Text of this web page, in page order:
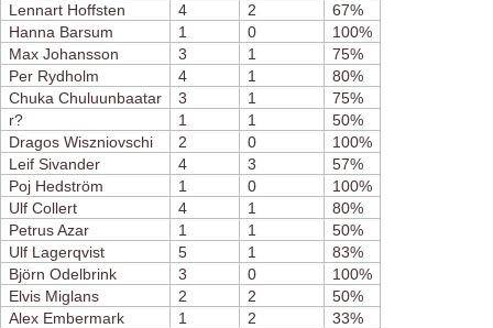
Lennart Hoffsten
4 2
67%
Hanna Barsum
1 0
100%
Max Johansson
3 1
75%
Per Rydholm
4 1
80%
Chuka Chuluunbaatar
3 1
75%
r?
1 1
50%
Dragos Wiszniovschi
2 0
100%
Leif Sivander
4 3
57%
Poj Hedström
1 0
100%
Ulf Collert
4 1
80%
Petrus Azar
1 1
50%
Ulf Lagerqvist
5 1
83%
Björn Odelbrink
3 0
100%
Elvis Miglans
2 2
50%
Alex Embermark
1 2
33%